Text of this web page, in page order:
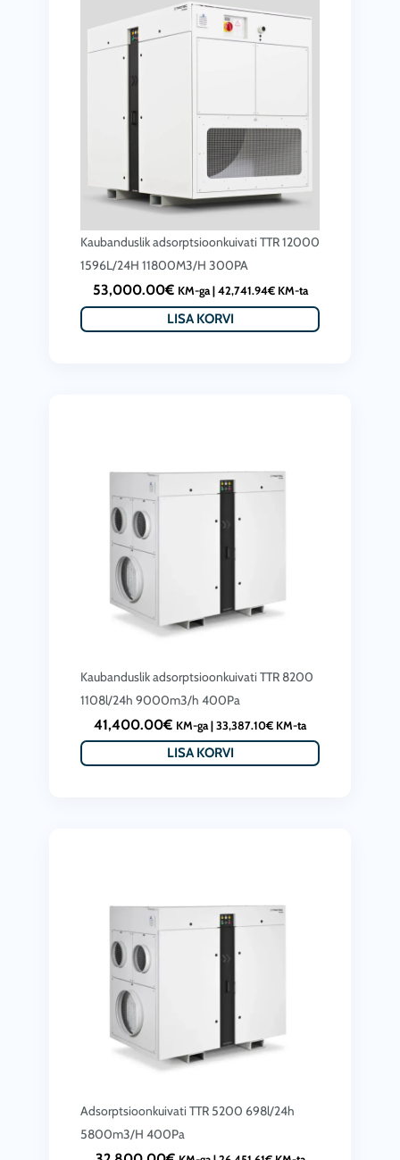
Kaubanduslik adsorptsioonkuivati TTR 12000
1596L/24H 11800M3/H 300PA
53,000.00€ KM-ga | 42,741.94€KM-ta
LISA KORVI
Kaubanduslik adsorptsioonkuivati ​​TTR 8200
1108l/24h 9000m3/h 400Pa
41,400.00€ KM-ga | 33,387.10€ KM-ta
LISA KORVI
Adsorptsioonkuivati ​​TTR 5200 698l/24h
5800m3/H 400Pa